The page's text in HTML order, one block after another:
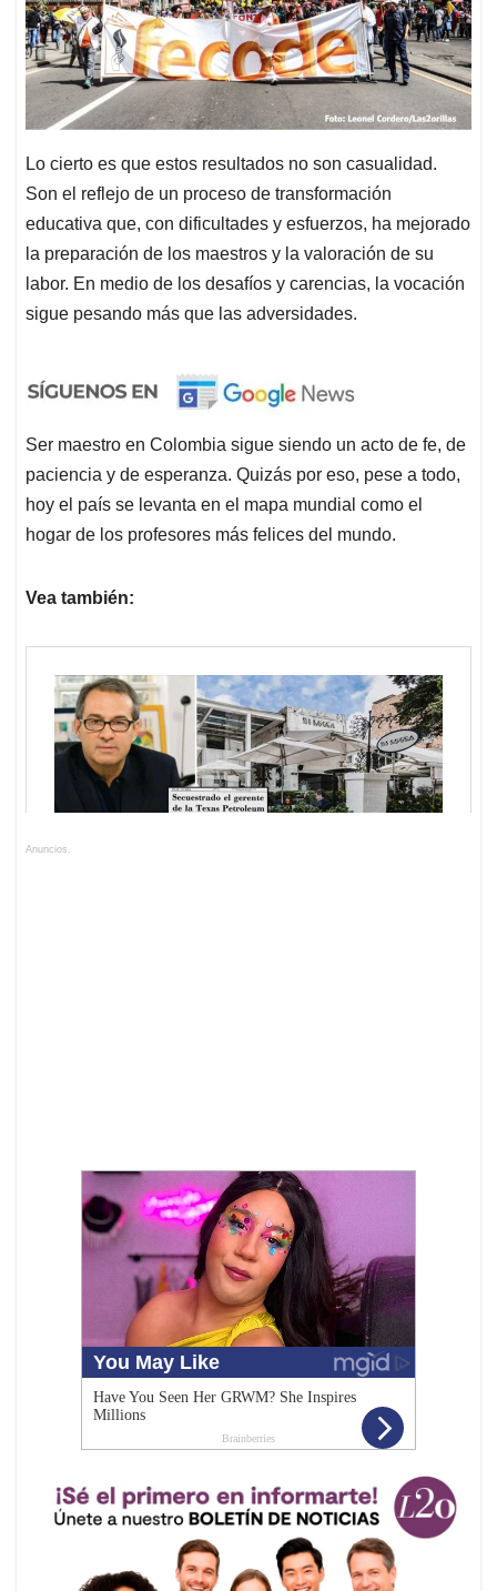
Lo cierto es que estos resultados no son casualidad.
Son el reflejo de un proceso de transformación
educativa que, con dificultades y esfuerzos, ha mejorado
la preparación de los maestros y la valoración de su
labor. En medio de los desafíos y carencias, la vocación
sigue pesando más que las adversidades.
Ser maestro en Colombia sigue siendo un acto de fe, de
paciencia y de esperanza. Quizás por eso, pese a todo,
hoy el país se levanta en el mapa mundial como el
hogar de los profesores más felices del mundo.
Vea también:
Anuncios.